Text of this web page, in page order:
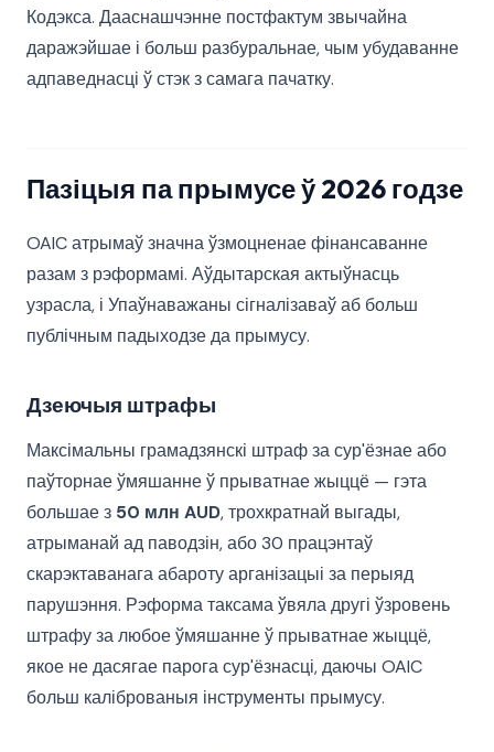
Кодэкса. Дааснашчэнне постфактум звычайна
даражэйшае і больш разбуральнае, чым убудаванне
адпаведнасці ў стэк з самага пачатку.
Пазіцыя па прымусе ў 2026 годзе
OAIC атрымаў значна ўзмоцненае фінансаванне
разам з рэформамі. Аўдытарская актыўнасць
узрасла, і Упаўнаважаны сігналізаваў аб больш
публічным падыходзе да прымусу.
Дзеючыя штрафы
Максімальны грамадзянскі штраф за сур'ёзнае або
паўторнае ўмяшанне ў прыватнае жыццё — гэта
большае з 50 млн AUD, трохкратнай выгады,
атрыманай ад паводзін, або 30 працэнтаў
скарэктаванага абароту арганізацыі за перыяд
парушэння. Рэформа таксама ўвяла другі ўзровень
штрафу за любое ўмяшанне ў прыватнае жыццё,
якое не дасягае парога сур'ёзнасці, даючы OAIC
больш каліброваныя інструменты прымусу.